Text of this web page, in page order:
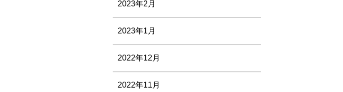
2023年2月
2023年1月
2022年12月
2022年11月